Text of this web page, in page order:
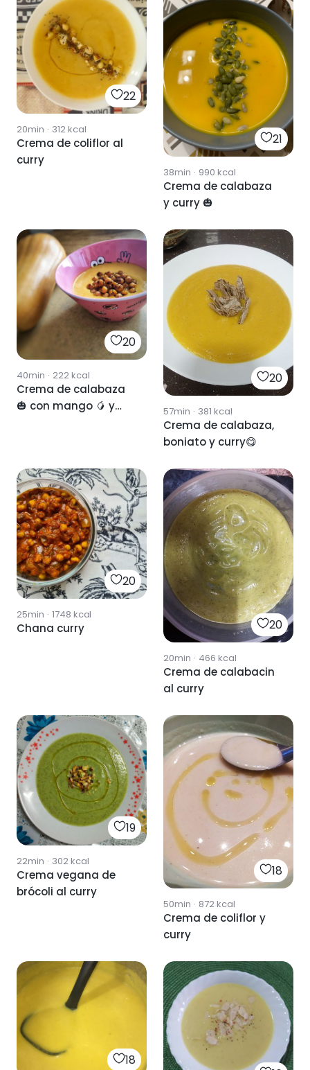
22
20min · 312kcal
Crema de coliflor al
curry
21
38min · 990 kcal
Crema de calabaza
y curry 🎃
20
40min · 222kcal
Crema de calabaza
🎃 con mango 🥭 y
20
57min · 381 kcal
Crema de calabaza,
boniato y curry😋
20
25min · 1748 kcal
Chana curry 20
20min · 466 kcal
Crema de calabacin
al curry
19
22min · 302kcal
Crema vegana de
brócoli al curry
18
50min · 872kcal
Crema de coliflor y
curry
18